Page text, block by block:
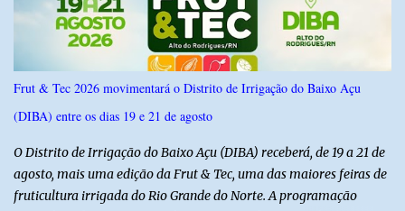
Frut & Tec 2026 movimentará o Distrito de Irrigação do Baixo Açu
(DIBA) entre os dias 19 e 21 de agosto
O Distrito de Irrigação do Baixo Açu (DIBA) receberá, de 19 a 21 de
agosto, mais uma edição da Frut & Tec, uma das maiores feiras de
fruticultura irrigada do Rio Grande do Norte. A programação